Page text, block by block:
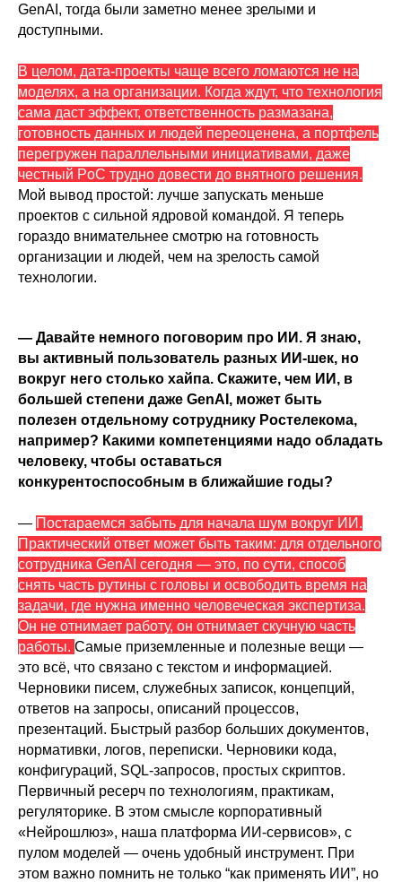
GenAI, тогда были заметно менее зрелыми и
доступными.
В целом, дата-проекты чаще всего ломаются не на
моделях, а на организации. Когда ждут, что технология
сама даст эффект, ответственность размазана,
готовность данных и людей переоценена, а портфель
перегружен параллельными инициативами, даже
честный PoC трудно довести до внятного решения.
Мой вывод простой: лучше запускать меньше
проектов с сильной ядровой командой. Я теперь
гораздо внимательнее смотрю на готовность
организации и людей, чем на зрелость самой
технологии.
— Давайте немного поговорим про ИИ. Я знаю,
вы активный пользователь разных ИИ-шек, но
вокруг него столько хайпа. Скажите, чем ИИ, в
большей степени даже GenAI, может быть
полезен отдельному сотруднику Ростелекома,
например? Какими компетенциями надо обладать
человеку, чтобы оставаться
конкурентоспособным в ближайшие годы?
— Постараемся забыть для начала шум вокруг ИИ.
Практический ответ может быть таким: для отдельного
сотрудника GenAI сегодня — это, по сути, способ
снять часть рутины с головы и освободить время на
задачи, где нужна именно человеческая экспертиза.
Он не отнимает работу, он отнимает скучную часть
работы. Самые приземленные и полезные вещи —
это всё, что связано с текстом и информацией.
Черновики писем, служебных записок, концепций,
ответов на запросы, описаний процессов,
презентаций. Быстрый разбор больших документов,
нормативки, логов, переписки. Черновики кода,
конфигураций, SQL-запросов, простых скриптов.
Первичный ресерч по технологиям, практикам,
регуляторике. В этом смысле корпоративный
«Нейрошлюз», наша платформа ИИ-сервисов», с
пулом моделей — очень удобный инструмент. При
этом важно помнить не только “как применять ИИ”, но